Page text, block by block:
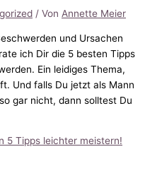
/ Von Annette Meier
und Ursachen
ich Dir die 5 besten Tipps
Ein leidiges Thema,
Und falls Du jetzt als Mann
gar nicht, dann solltest Du
5 Tipps leichter meistern!